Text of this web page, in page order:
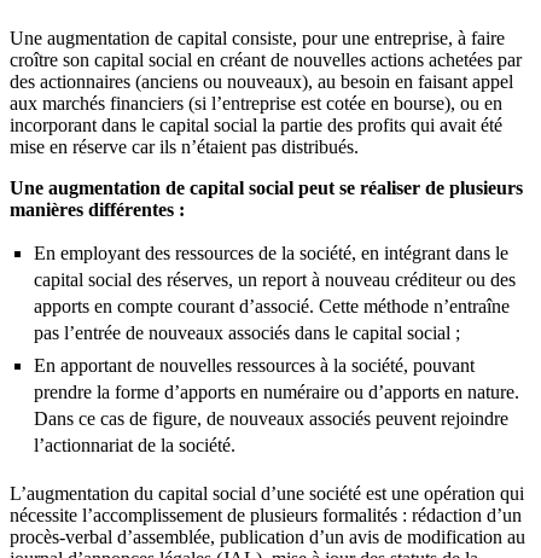
Une augmentation de capital consiste, pour une entreprise, à faire
croître son capital social en créant de nouvelles actions achetées par
des actionnaires (anciens ou nouveaux), au besoin en faisant appel
aux marchés financiers (si l’entreprise est cotée en bourse), ou en
incorporant dans le capital social la partie des profits qui avait été
mise en réserve car ils n’étaient pas distribués.
Une augmentation de capital social peut se réaliser de plusieurs
manières différentes :
En employant des ressources de la société, en intégrant dans le
capital social des réserves, un report à nouveau créditeur ou des
apports en compte courant d’associé. Cette méthode n’entraîne
pas l’entrée de nouveaux associés dans le capital social ;
En apportant de nouvelles ressources à la société, pouvant
prendre la forme d’apports en numéraire ou d’apports en nature.
Dans ce cas de figure, de nouveaux associés peuvent rejoindre
l’actionnariat de la société.
L’augmentation du capital social d’une société est une opération qui
nécessite l’accomplissement de plusieurs formalités : rédaction d’un
procès-verbal d’assemblée, publication d’un avis de modification au